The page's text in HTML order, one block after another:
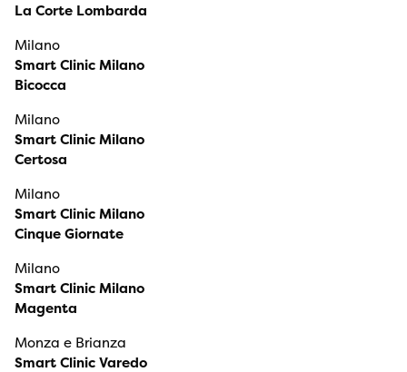
La Corte Lombarda
Milano
Smart Clinic Milano
Bicocca
Milano
Smart Clinic Milano
Certosa
Milano
Smart Clinic Milano
Cinque Giornate
Milano
Smart Clinic Milano
Magenta
Monza e Brianza
Smart Clinic Varedo